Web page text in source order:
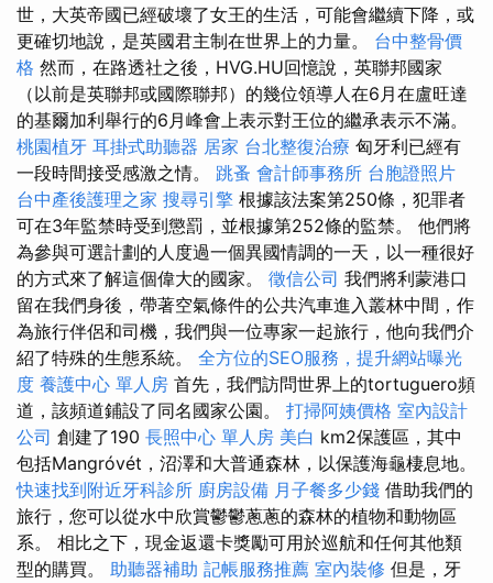
世，大英帝國已經破壞了女王的生活，可能會繼續下降，或
更確切地說，是英國君主制在世界上的力量。 台中整骨價
格 然而，在路透社之後，HVG.HU回憶說，英聯邦國家
（以前是英聯邦或國際聯邦）的幾位領導人在6月在盧旺達
的基爾加利舉行的6月峰會上表示對王位的繼承表示不滿。
桃園植牙 耳掛式助聽器 居家 台北整復治療 匈牙利已經有
一段時間接受感激之情。 跳蚤 會計師事務所 台胞證照片
台中產後護理之家 搜尋引擎 根據該法案第250條，犯罪者
可在3年監禁時受到懲罰，並根據第252條的監禁。 他們將
為參與可選計劃的人度過一個異國情調的一天，以一種很好
的方式來了解這個偉大的國家。 徵信公司 我們將利蒙港口
留在我們身後，帶著空氣條件的公共汽車進入叢林中間，作
為旅行伴侶和司機，我們與一位專家一起旅行，他向我們介
紹了特殊的生態系統。 全方位的SEO服務，提升網站曝光
度 養護中心 單人房 首先，我們訪問世界上的tortuguero頻
道，該頻道鋪設了同名國家公園。 打掃阿姨價格 室內設計
公司 創建了190 長照中心 單人房 美白 km2保護區，其中
包括Mangróvét，沼澤和大普通森林，以保護海龜棲息地。
快速找到附近牙科診所 廚房設備 月子餐多少錢 借助我們的
旅行，您可以從水中欣賞鬱鬱蔥蔥的森林的植物和動物區
系。 相比之下，現金返還卡獎勵可用於巡航和任何其他類
型的購買。 助聽器補助 記帳服務推薦 室內裝修 但是，牙